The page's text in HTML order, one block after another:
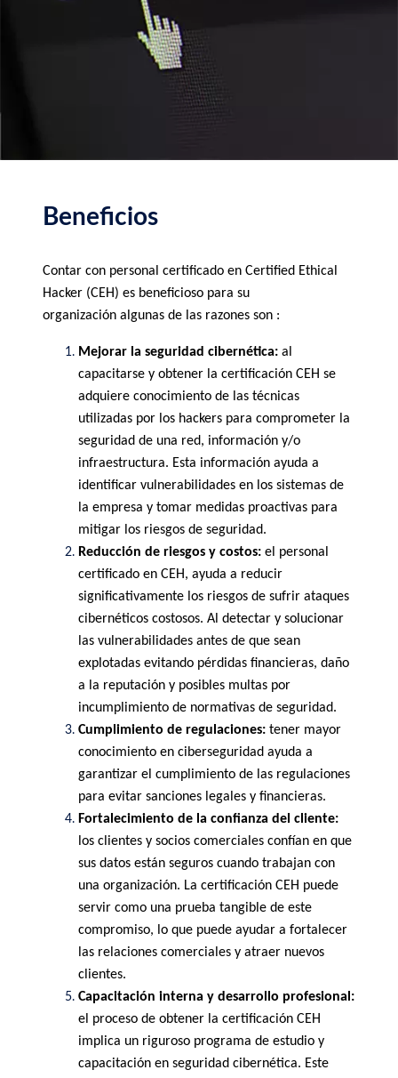
Beneficios
Contar con personal certificado en Certified Ethical
Hacker (CEH) es beneficioso para su
organización algunas de las razones son :
Mejorar la seguridad cibernética: al
capacitarse y obtener la certificación CEH se
adquiere conocimiento de las técnicas
utilizadas por los hackers para comprometer la
seguridad de una red, información y/o
infraestructura. Esta información ayuda a
identificar vulnerabilidades en los sistemas de
la empresa y tomar medidas proactivas para
mitigar los riesgos de seguridad.
Reducción de riesgos y costos: el personal
certificado en CEH, ayuda a reducir
significativamente los riesgos de sufrir ataques
cibernéticos costosos. Al detectar y solucionar
las vulnerabilidades antes de que sean
explotadas evitando pérdidas financieras, daño
a la reputación y posibles multas por
incumplimiento de normativas de seguridad.
Cumplimiento de regulaciones: tener mayor
conocimiento en ciberseguridad ayuda a
garantizar el cumplimiento de las regulaciones
para evitar sanciones legales y financieras.
los clientes y socios comerciales confían en que
sus datos están seguros cuando trabajan con
una organización. La certificación CEH puede
servir como una prueba tangible de este
compromiso, lo que puede ayudar a fortalecer
las relaciones comerciales y atraer nuevos
clientes.
el proceso de obtener la certificación CEH
implica un riguroso programa de estudio y
capacitación en seguridad cibernética. Este